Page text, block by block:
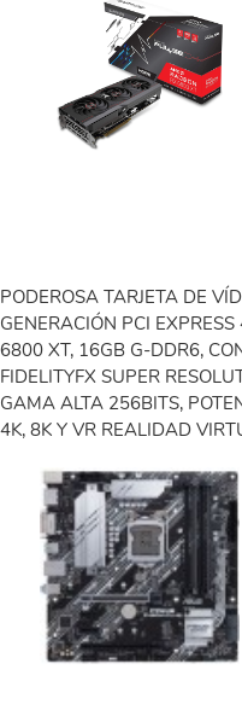
PODEROSA TARJETA DE
GENERACIÓN PCI
6800 XT, 16GB G-DDR6,
FIDELITYFX SUPER
GAMA ALTA 256BITS,
4K, 8K Y VR REALIDAD